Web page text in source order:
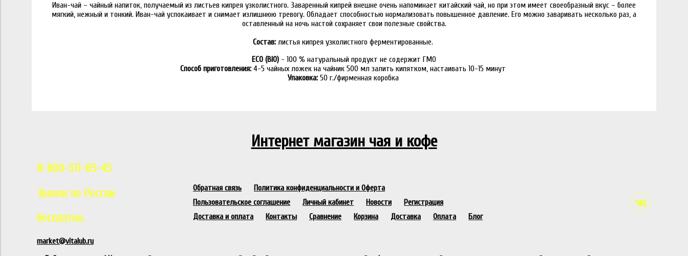
Иван-чай – чайный напиток, получаемый из листьев кипрея узколистного. Заваренный кипрей внешне очень напоминает китайский чай, но при этом имеет своеобразный вкус – более
мягкий, нежный и тонкий. Иван-чай успокаивает и снимает излишнюю тревогу. Обладает способностью нормализовать повышенное давление. Его можно заваривать несколько раз, а
оставленный на ночь настой сохраняет свои полезные свойства.
Состав: листья кипрея узколистного ферментированные.
ECO (BIO) - 100 % натуральный продукт не содержит ГМО
Способ приготовления: 4-5 чайных ложек на чайник 500 мл залить кипятком, настаивать 10-15 минут
Упаковка:50 г./фирменная коробка
Интернет магазин чая и кофе
8-800-511-85-45
Звонок по России
бесплатно.
market@vitalub.ru
Обратная связь
Политика конфиденциальности и Оферта
Пользовательское соглашение
Личный кабинет Новости
Регистрация
Доставка и оплата
Контакты Сравнение Корзина Доставка Оплата Блог